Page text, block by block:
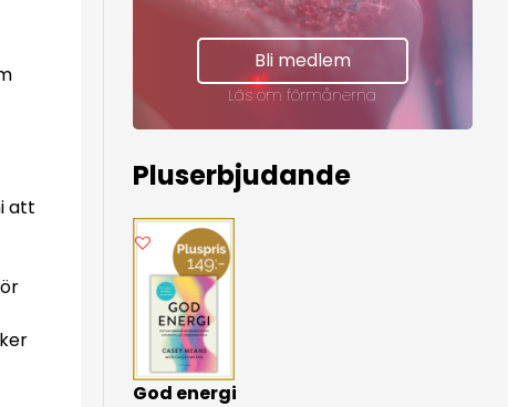
att
Bli medlem
Läs om förmånerna
Pluserbjudande
God energi